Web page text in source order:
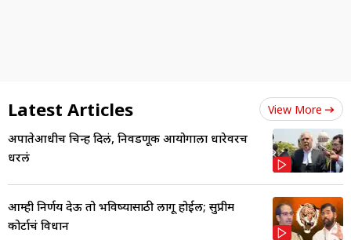
Latest Articles View More
अपात्रतेआधीच चिन्ह दिलं, निवडणूक आयोगाला धारेवरच
धरलं
आम्ही निर्णय देऊ तो भविष्यासाठी लागू होईल; सुप्रीम
कोर्टाचं विधान